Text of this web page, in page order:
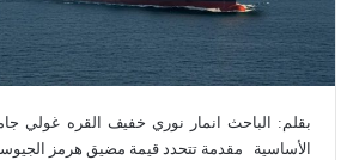
بقلم: الباحث انمار نوري خفيف القره غولي
الأساسية مقدمة تتحدد قيمة مضيق هرمز